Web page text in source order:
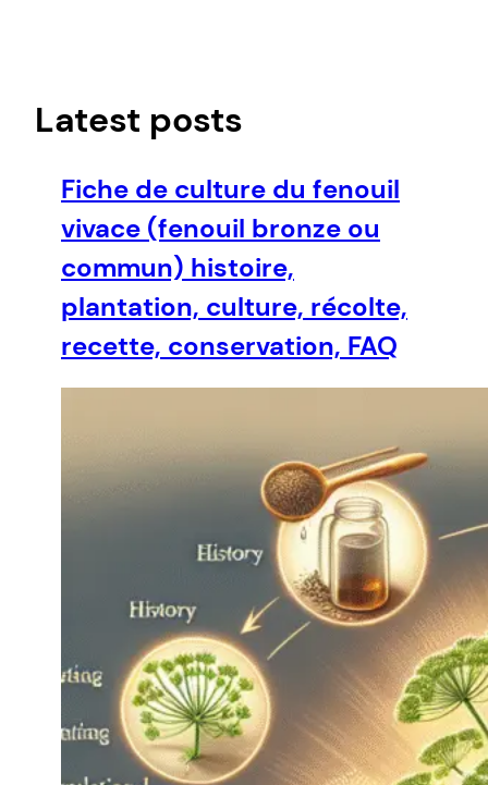
Latest posts
Fiche de culture du fenouil
vivace (fenouil bronze ou
commun) histoire,
plantation, culture, récolte,
recette, conservation, FAQ